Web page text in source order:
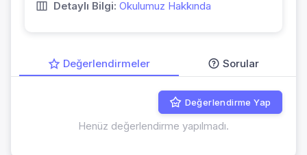
Detaylı Bilgi: Okulumuz Hakkında
Değerlendirmeler Sorular
Değerlendirme Yap
Henüz değerlendirme yapılmadı.